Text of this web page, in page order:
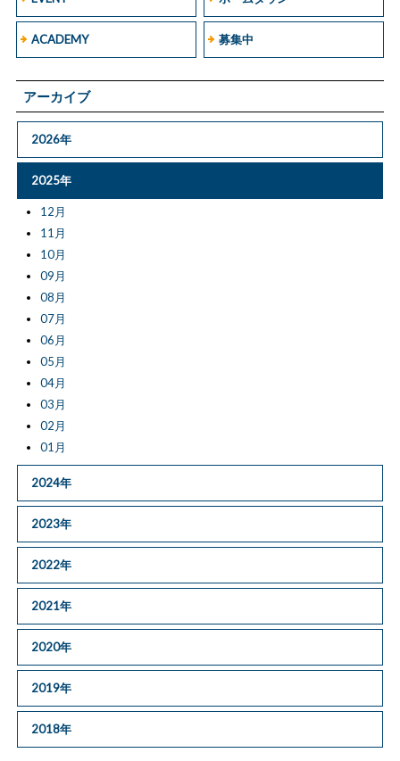
ACADEMY 募集中
アーカイブ
2026年
2025年
12月
11月
10月
09月
08月
07月
06月
05月
04月
03月
02月
01月
2024年
2023年
2022年
2021年
2020年
2019年
2018年